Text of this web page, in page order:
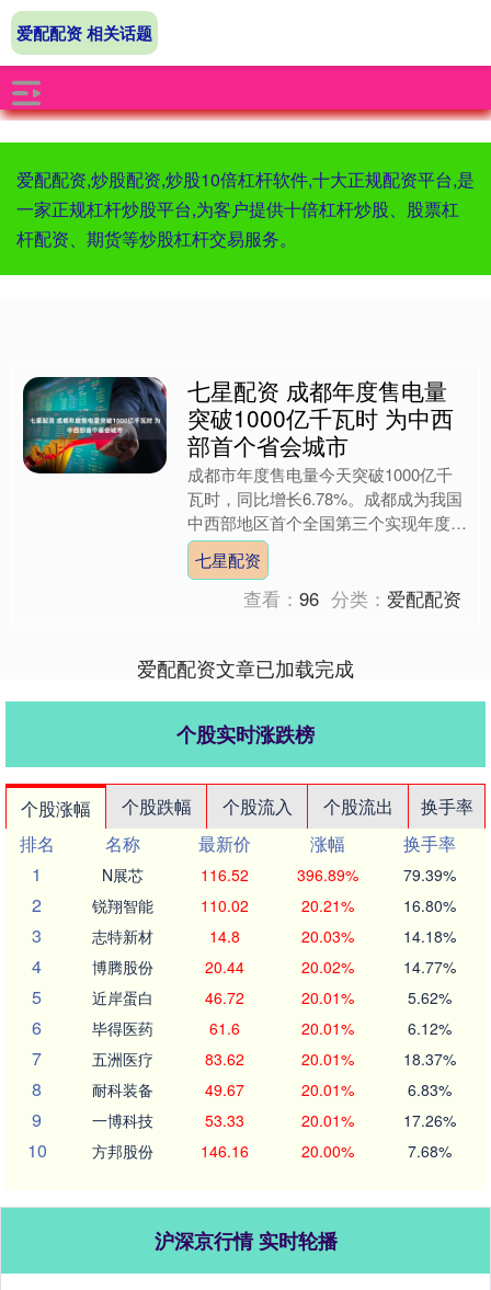
爱配配资,炒股配资,炒股10倍杠杆软件,十大正规配资平台,是
一家正规杠杆炒股平台,为客户提供十倍杠杆炒股、股票杠
杆配资、期货等炒股杠杆交易服务。
爱配配资 相关话题
七星配资 成都年度售电量
突破1000亿千瓦时 为中西
部首个省会城市
成都市年度售电量今天突破1000亿千
瓦时，同比增长6.78%。成都成为我国
中西部地区首个全国第三个实现年度全
社会用电量、售电量“双千亿”的省会城
市。 来源：金融....
七星配资
查看：96 分类：爱配配资
爱配配资文章已加载完成
个股实时涨跌榜
个股涨幅 个股跌幅 个股流入 个股流出
换手率
排名
名称 最新价 涨幅
换手率
1
N展芯 116.52 396.89% 79.39%
2 锐翔智能 110.02 20.21% 16.80%
3 志特新材 14.8 20.03% 14.18%
4 博腾股份 20.44 20.02% 14.77%
5 近岸蛋白 46.72 20.01% 5.62%
6 毕得医药 61.6 20.01% 6.12%
7 五洲医疗 83.62 20.01% 18.37%
8 耐科装备 49.67 20.01% 6.83%
9 一博科技 53.33 20.01% 17.26%
10 方邦股份 146.16 20.00% 7.68%
沪深京行情 实时轮播